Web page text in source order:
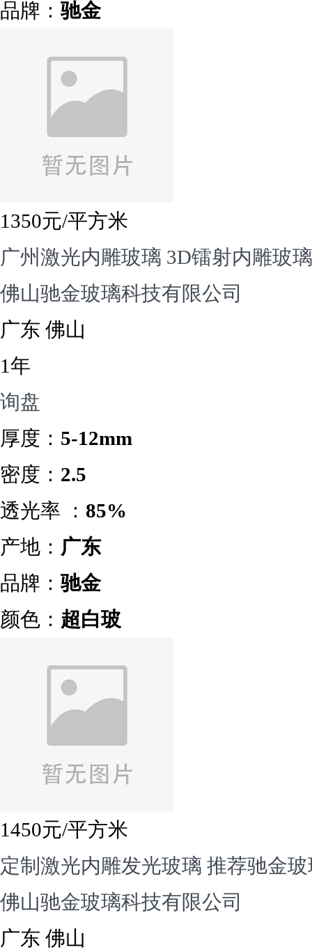
品牌： 驰金
1350元/平方米
广州激光内雕玻璃 3D镭射内雕玻
佛山驰金玻璃科技有限公司
广东 佛山
1年
询盘
厚度： 5-12mm
密度： 2.5
透光率 ： 85%
产地： 广东
品牌： 驰金
颜色： 超白玻
1450元/平方米
定制激光内雕发光玻璃 推荐驰金
佛山驰金玻璃科技有限公司
广东 佛山